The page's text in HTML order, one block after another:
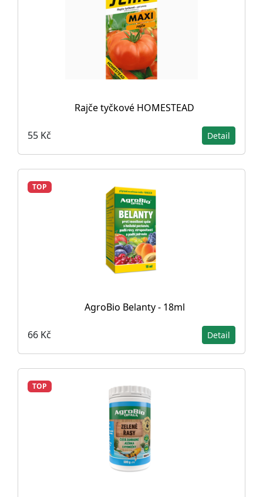
Rajče tyčkové HOMESTEAD
55 Kč Detail
TOP
AgroBio Belanty - 18ml
66 Kč Detail
TOP